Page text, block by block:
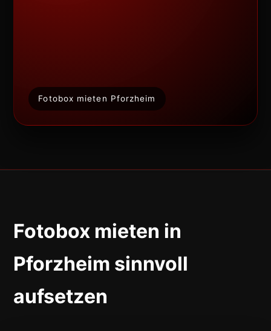
Fotobox mieten Pforzheim
Fotobox mieten in
Pforzheim sinnvoll
aufsetzen